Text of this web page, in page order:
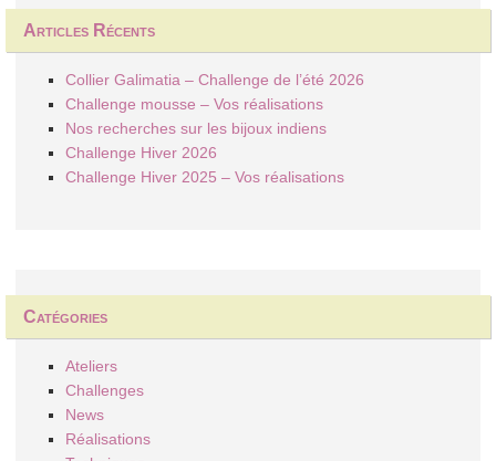
Articles Récents
Collier Galimatia – Challenge de l’été 2026
Challenge mousse – Vos réalisations
Nos recherches sur les bijoux indiens
Challenge Hiver 2026
Challenge Hiver 2025 – Vos réalisations
Catégories
Ateliers
Challenges
News
Réalisations